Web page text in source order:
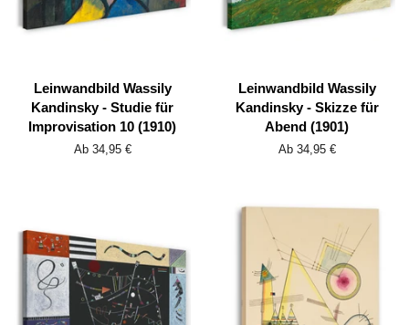
Leinwandbild Wassily
Kandinsky - Studie für
Improvisation 10 (1910)
Ab 34,95 €
Leinwandbild Wassily
Kandinsky - Skizze für
Abend (1901)
Ab 34,95 €